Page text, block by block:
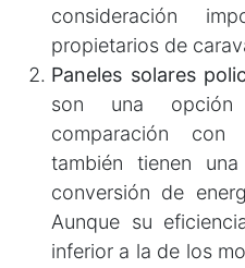
consideración
propietarios de
Paneles solares
son una opción
comparación
también tienen
conversión de
Aunque su
inferior a la de los